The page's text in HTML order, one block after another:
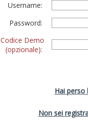
Username:
Password:
Codice Demo
(opzionale):
Hai perso
Non sei